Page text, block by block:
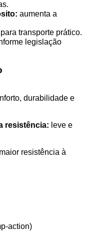
aumenta a
transporte prático.
legislação
durabilidade e
resistência: leve e
maior resistência à
action)